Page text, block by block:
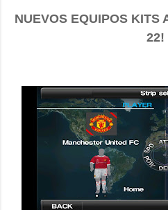
NUEVOS EQUIPOS KITS
22!